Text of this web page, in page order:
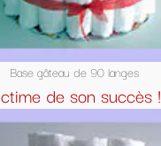
Base gâteau de 90 langes
de son succès !